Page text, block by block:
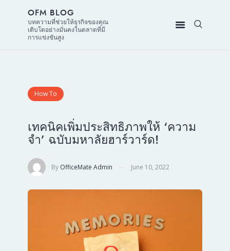
OFM BLOG
บทความที่ช่วยให้ธุรกิจของคุณ
เติบโตอย่างมั่นคงในตลาดที่มี
การแข่งขันสูง
How To
เทคนิคเพิ่มประสิทธิภาพให้ ‘ความ
จำ’ ฉบับมหาลัยฮาร์วาร์ด!
By OfficeMate Admin June 10, 2022